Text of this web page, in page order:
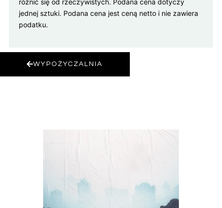
jednej sztuki. Podana cena jest ceną netto i nie zawiera
podatku.
WYPOŻYCZALNIA